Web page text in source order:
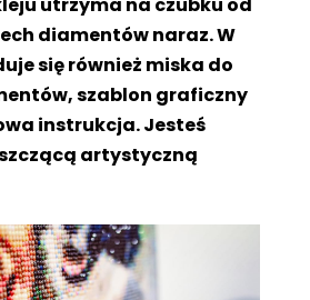
utrzyma na czubku od
diamentów naraz. W
się również miska do
szablon graficzny
instrukcja. Jesteś
artystyczną